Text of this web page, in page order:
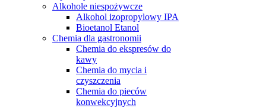
Alkohole niespożywcze
Alkohol izopropylowy IPA
Bioetanol Etanol
Chemia dla gastronomii
Chemia do ekspresów do
kawy
Chemia do mycia i
czyszczenia
Chemia do pieców
konwekcyjnych